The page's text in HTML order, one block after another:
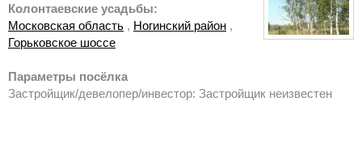
Колонтаевские усадьбы:
Московская область , Ногинский район ,
Горьковское шоссе
Параметры посёлка
Застройщик/девелопер/инвестор: Застройщик неизвестен